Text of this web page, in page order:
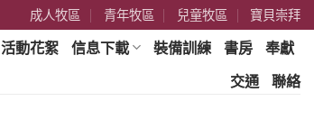
成人牧區 青年牧區 兒童牧區 寶貝崇拜
活動花絮 信息下載 裝備訓練 書房
奉獻
交通
聯絡